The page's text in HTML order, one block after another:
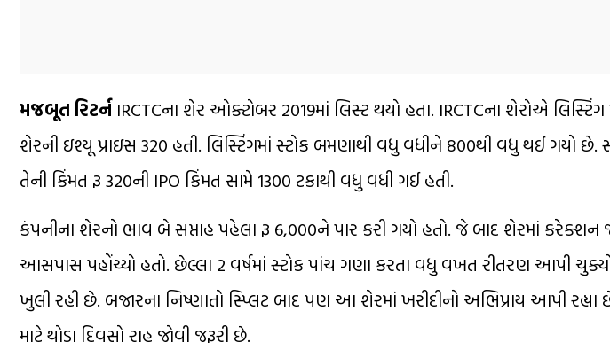
મજબૂત રિટર્ન IRCTCના શેર ઓક્ટોબર 2019માં લિસ્ટ થયો હતા. IRCTCના શેરોએ
શેરની ઇશ્યૂ પ્રાઇસ 320 હતી. લિસ્ટિંગમાં સ્ટોક બમણાથી વધુ વધીને 800થી વધુ થઈ ગયો છે.
તેની કિંમત રૂ 320ની IPO કિંમત સામે 1300 ટકાથી વધુ વધી ગઈ હતી.
કંપનીના શેરનો ભાવ બે સપ્તાહ પહેલા રૂ 6,000ને પાર કરી ગયો હતો. જે બાદ શેરમાં કરેક્શન
આસપાસ પહોંચ્યો હતો. છેલ્લા 2 વર્ષમાં સ્ટોક પાંચ ગણા કરતા વધુ વખત રીતરણ આપી
ખુલી રહી છે. બજારના નિષ્ણાતો સ્પ્લિટ બાદ પણ આ શેરમાં ખરીદીનો અભિપ્રાય આપી
માટે થોડા દિવસો રાહ જોવી જરૂરી છે.